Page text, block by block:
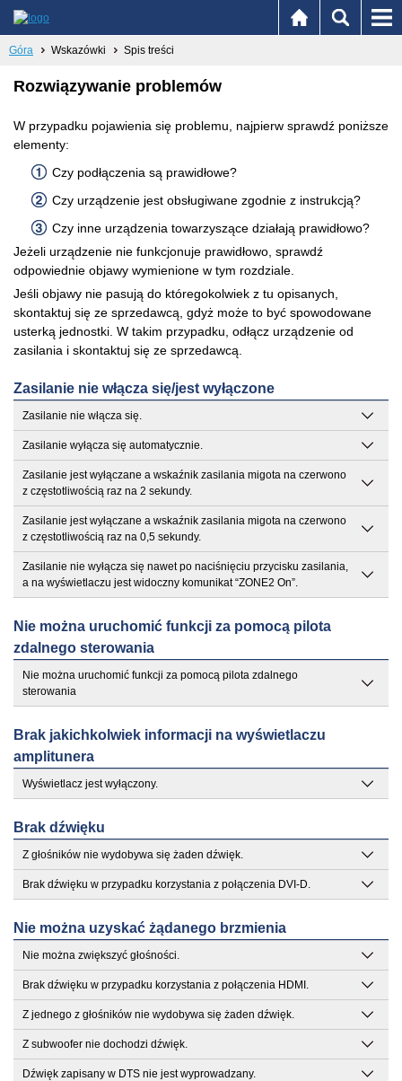
Góra Wskazówki Spis treści
Rozwiązywanie problemów
W przypadku pojawienia się problemu, najpierw sprawdź poniższe
elementy:
Czy podłączenia są prawidłowe?
Czy urządzenie jest obsługiwane zgodnie z instrukcją?
Czy inne urządzenia towarzyszące działają prawidłowo?
Jeżeli urządzenie nie funkcjonuje prawidłowo, sprawdź
odpowiednie objawy wymienione w tym rozdziale.
Jeśli objawy nie pasują do któregokolwiek z tu opisanych,
skontaktuj się ze sprzedawcą, gdyż może to być spowodowane
usterką jednostki. W takim przypadku, odłącz urządzenie od
zasilania i skontaktuj się ze sprzedawcą.
Zasilanie nie włącza się/jest wyłączone
Zasilanie nie włącza się.
Zasilanie wyłącza się automatycznie.
Zasilanie jest wyłączane a wskaźnik zasilania migota na czerwono
z częstotliwością raz na 2 sekundy.
Zasilanie jest wyłączane a wskaźnik zasilania migota na czerwono
z częstotliwością raz na 0,5 sekundy.
Zasilanie nie wyłącza się nawet po naciśnięciu przycisku zasilania,
a na wyświetlaczu jest widoczny komunikat “ZONE2 On”.
Nie można uruchomić funkcji za pomocą pilota
zdalnego sterowania
Nie można uruchomić funkcji za pomocą pilota zdalnego
sterowania
Brak jakichkolwiek informacji na wyświetlaczu
amplitunera
Wyświetlacz jest wyłączony.
Brak dźwięku
Z głośników nie wydobywa się żaden dźwięk.
Brak dźwięku w przypadku korzystania z połączenia DVI-D.
Nie można uzyskać żądanego brzmienia
Nie można zwiększyć głośności.
Brak dźwięku w przypadku korzystania z połączenia HDMI.
Z jednego z głośników nie wydobywa się żaden dźwięk.
Z subwoofer nie dochodzi dźwięk.
Dźwięk zapisany w DTS nie jest wyprowadzany.